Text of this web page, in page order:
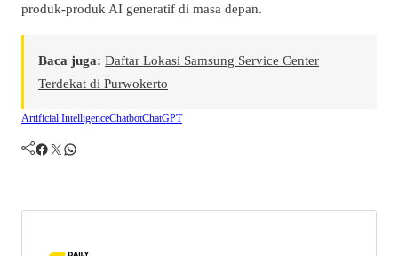
produk-produk AI generatif di masa depan.
Baca juga: Daftar Lokasi Samsung Service Center
Terdekat di Purwokerto
Artificial IntelligenceChatbotChatGPT
Facebook Twitter WhatsApp